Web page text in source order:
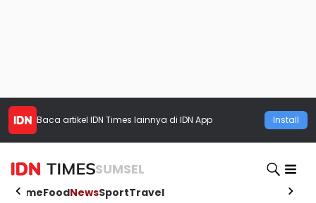
Baca artikel IDN Times lainnya di IDN App Install
SUMSEL
HomeFoodNewsSportTravel